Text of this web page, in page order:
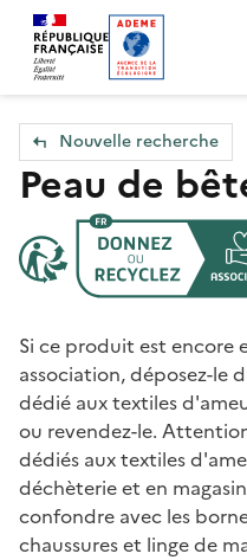
Accueil — Que Faire
Nouvelle recherche
Peau de
Si ce produit est encore
association, déposez-le
dédié aux textiles
ou revendez-le.
dédiés aux textiles
déchèterie et en
confondre avec les
chaussures et linge de